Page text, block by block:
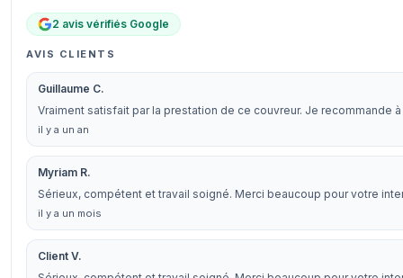
2 avis vérifiés Google
AVIS CLIENTS
Guillaume C.
Vraiment satisfait par la prestation de ce couvreur. Je recommande à
il y a un an
Myriam R.
Sérieux, compétent et travail soigné. Merci beaucoup pour votre
il y a un mois
Client V.